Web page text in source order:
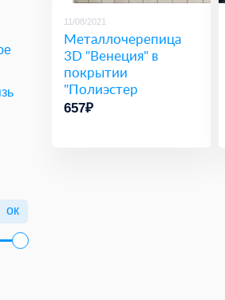
ок
11/08/2021
Металлочерепица
3D "Венеция" в
покрытии
"Полиэстер
657₽